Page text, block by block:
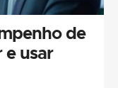
de
e usar